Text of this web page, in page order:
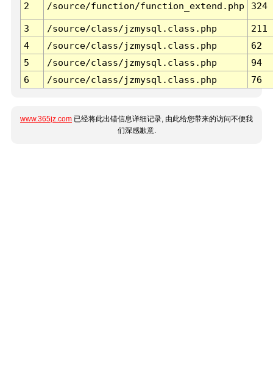
2 /source/function/function_extend.php 324
3 /source/class/jzmysql.class.php
211
4
/source/class/jzmysql.class.php
62
5
/source/class/jzmysql.class.php
94
6
/source/class/jzmysql.class.php 76
www.365jz.com 已经将此出错信息详细记录, 由此给您带来的访问不便我
们深感歉意.